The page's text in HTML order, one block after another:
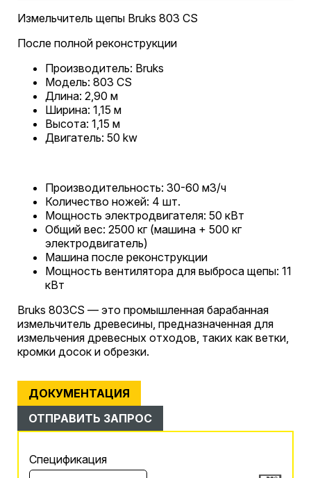
Измельчитель щепы Bruks 803 CS
После полной реконструкции
Производитель: Bruks
Модель: 803 CS
Длина: 2,90 м
Ширина: 1,15 м
Высота: 1,15 м
Двигатель: 50 kw
Производительность: 30-60 м3/ч
Количество ножей: 4 шт.
Мощность электродвигателя: 50 кВт
Общий вес: 2500 кг (машина + 500 кг
электродвигатель)
Машина после реконструкции
Мощность вентилятора для выброса щепы: 11
кВт
Bruks 803CS — это промышленная барабанная
измельчитель древесины, предназначенная для
измельчения древесных отходов, таких как ветки,
кромки досок и обрезки.
ДОКУМЕНТАЦИЯ
ОТПРАВИТЬ ЗАПРОС
Cпецификация